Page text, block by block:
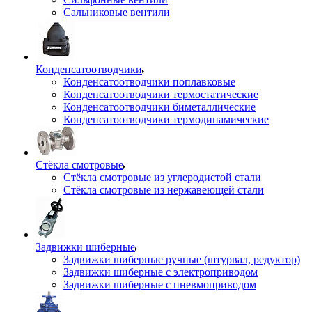
Сальниковые вентили
Конденсатоотводчики
Конденсатоотводчики поплавковые
Конденсатоотводчики термостатические
Конденсатоотводчики биметаллические
Конденсатоотводчики термодинамические
Стёкла смотровые
Стёкла смотровые из углеродистой стали
Стёкла смотровые из нержавеющей стали
Задвижки шиберные
Задвижки шиберные ручные (штурвал, редуктор)
Задвижки шиберные с электроприводом
Задвижки шиберные с пневмоприводом